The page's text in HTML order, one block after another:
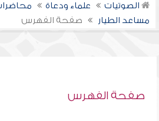
الصوتيات علماء ودعاة
مساعد الطيار
صفحة الفهرس
صفحة الفهرس